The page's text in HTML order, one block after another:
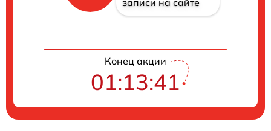
записи на сайте
Конец акции
01:13:41